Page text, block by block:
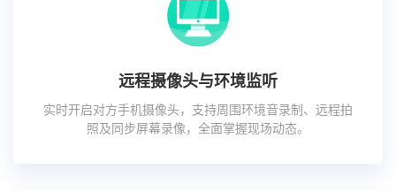
远程摄像头与环境监听
实时开启对方手机摄像头，支持周围环境音录制、远程拍
照及同步屏幕录像，全面掌握现场动态。